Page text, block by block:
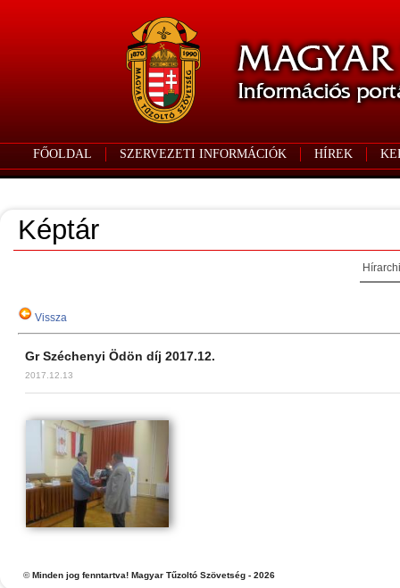
FŐOLDAL SZERVEZETI INFORMÁCIÓK HÍREK
Képtár
Vissza
Gr Széchenyi Ödön díj 2017.12.
2017.12.13
©Minden jog fenntartva! Magyar Tűzoltó Szövetség - 2026